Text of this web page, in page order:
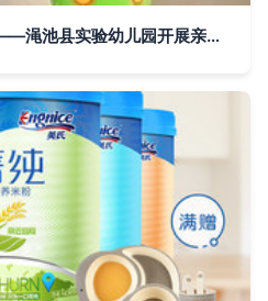
童话里绽放，快乐中成长——渑池县实验幼儿园开展亲子绘本讲读比赛